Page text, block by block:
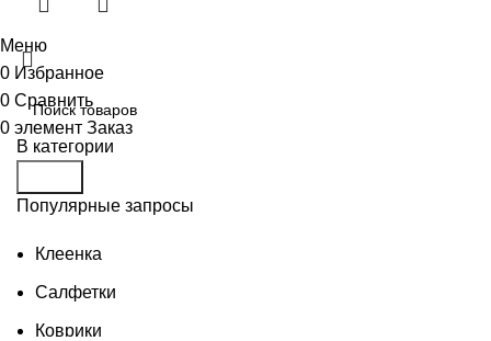
В категории
Популярные запросы
Клеенка
Салфетки
Коврики
Меню
0 Избранное
0 Сравнить
0 элемент Заказ